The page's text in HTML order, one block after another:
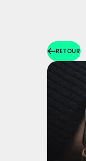
RETOUR